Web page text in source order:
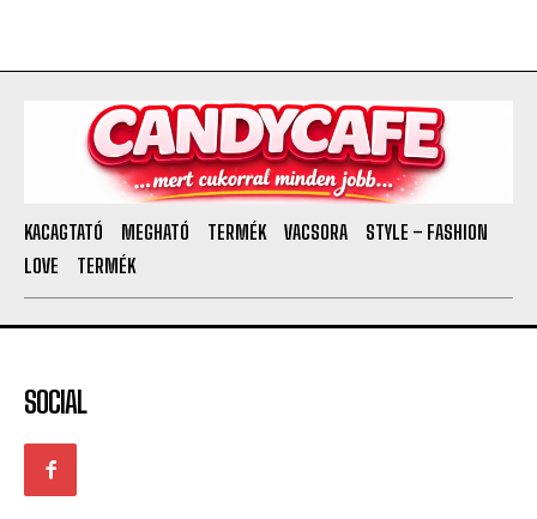
KACAGTATÓ MEGHATÓ TERMÉK VACSORA
STYLE – FASHION
LOVE
TERMÉK
SOCIAL